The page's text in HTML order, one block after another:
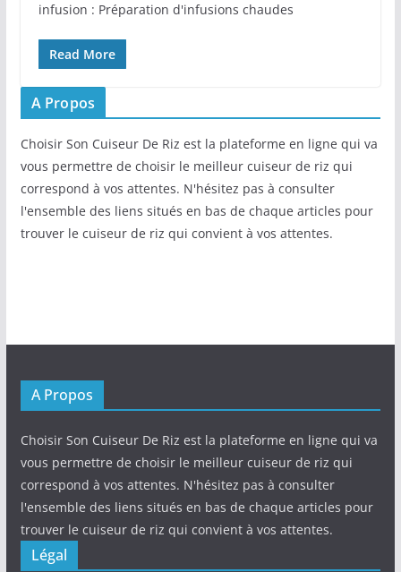
infusion : Préparation d'infusions chaudes
Read More
A Propos
Choisir Son Cuiseur De Riz est la plateforme en ligne qui va
vous permettre de choisir le meilleur cuiseur de riz qui
correspond à vos attentes. N'hésitez pas à consulter
l'ensemble des liens situés en bas de chaque articles pour
trouver le cuiseur de riz qui convient à vos attentes.
A Propos
Choisir Son Cuiseur De Riz est la plateforme en ligne qui va
vous permettre de choisir le meilleur cuiseur de riz qui
correspond à vos attentes. N'hésitez pas à consulter
l'ensemble des liens situés en bas de chaque articles pour
trouver le cuiseur de riz qui convient à vos attentes.
Légal